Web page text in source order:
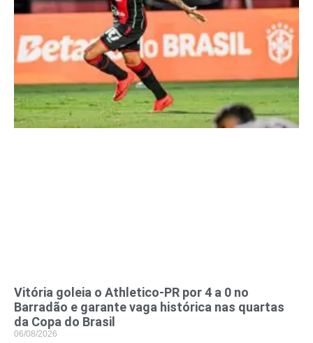
Vitória goleia o Athletico-PR por 4 a 0 no
Barradão e garante vaga histórica nas quartas
da Copa do Brasil
06/08/2026